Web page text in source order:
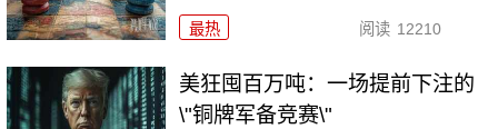
最热 阅读 12210
美狂囤百万吨：一场提前下注的
\"铜牌军备竞赛\"